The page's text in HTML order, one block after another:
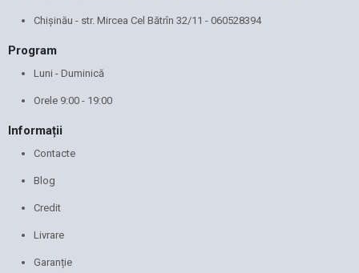
Chișinău - str. Mircea Cel Bătrîn 32/11 - 060528394
Program
Luni - Duminică
Orele 9:00 - 19:00
Informații
Contacte
Blog
Credit
Livrare
Garanție